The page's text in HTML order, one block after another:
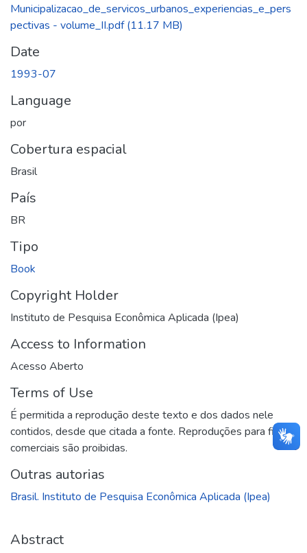
Municipalizacao_de_servicos_urbanos_experiencias_e_pers
pectivas - volume_II.pdf(11.17 MB)
Date
1993-07
Language
por
Cobertura espacial
Brasil
País
BR
Tipo
Book
Copyright Holder
Instituto de Pesquisa Econômica Aplicada (Ipea)
Access to Information
Acesso Aberto
Terms of Use
É permitida a reprodução deste texto e dos dados nele
contidos, desde que citada a fonte. Reproduções para fins
comerciais são proibidas.
Outras autorias
Brasil. Instituto de Pesquisa Econômica Aplicada (Ipea)
Abstract